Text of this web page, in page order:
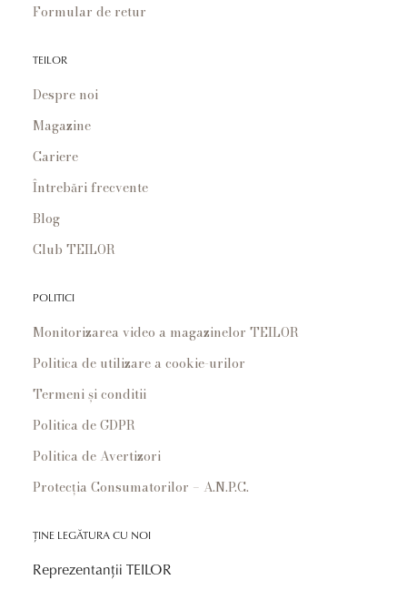
Formular de retur
TEILOR
Despre noi
Magazine
Cariere
Întrebări frecvente
Blog
Club TEILOR
POLITICI
Monitorizarea video a magazinelor TEILOR
Politica de utilizare a cookie-urilor
Termeni și conditii
Politica de GDPR
Politica de Avertizori
Protecția Consumatorilor – A.N.P.C.
ȚINE LEGĂTURA CU NOI
Reprezentanții TEILOR